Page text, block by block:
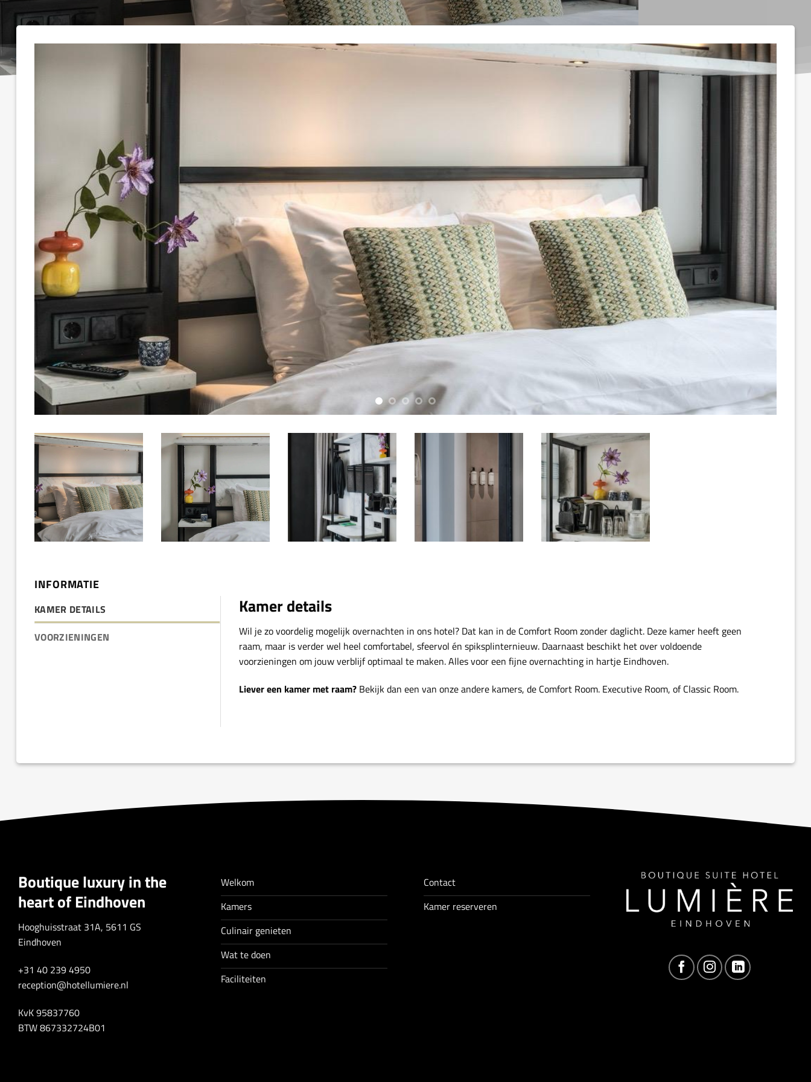
INFORMATIE
KAMER DETAILS
VOORZIENINGEN
Kamer details
Wil je zo voordelig mogelijk overnachten in ons hotel? Dat kan in de Comfort Room zonder daglicht. Deze kamer heeft geen
raam, maar is verder wel heel comfortabel, sfeervol én spiksplinternieuw. Daarnaast beschikt het over voldoende
voorzieningen om jouw verblijf optimaal te maken. Alles voor een fijne overnachting in hartje Eindhoven.
Liever een kamer met raam?Bekijk dan een van onze andere kamers, de Comfort Room. Executive Room, of Classic Room.
Boutique luxury in the
heart of Eindhoven
Hooghuisstraat 31A, 5611 GS
Eindhoven
+31 40 239 4950
reception@hotellumiere.nl
KvK 95837760
BTW 867332724B01
Welkom
Kamers
Culinair genieten
Wat te doen
Faciliteiten
Contact
Kamer reserveren